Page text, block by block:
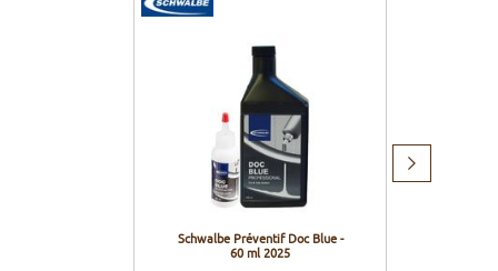
Schwalbe Préventif Doc Blue -
60 ml 2025
Produit